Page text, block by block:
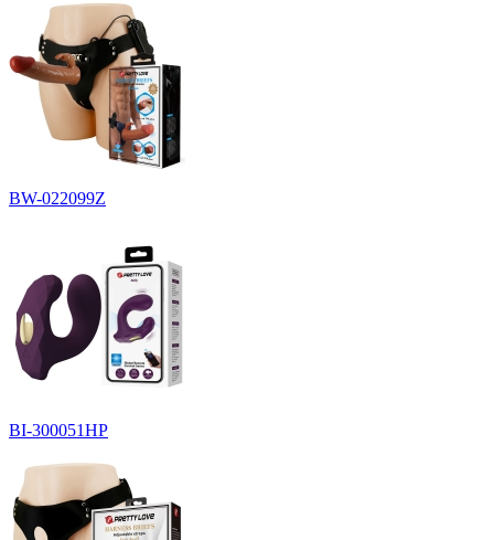
BW-022099Z
BI-300051HP